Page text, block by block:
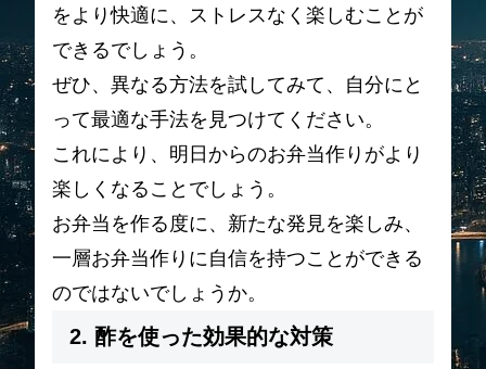
をより快適に、ストレスなく楽しむことが
できるでしょう。
ぜひ、異なる方法を試してみて、自分にと
って最適な手法を見つけてください。
これにより、明日からのお弁当作りがより
楽しくなることでしょう。
お弁当を作る度に、新たな発見を楽しみ、
一層お弁当作りに自信を持つことができる
のではないでしょうか。
2. 酢を使った効果的な対策